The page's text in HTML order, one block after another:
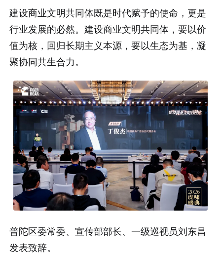
建设商业文明共同体既是时代赋予的使命，更是
行业发展的必然。建设商业文明共同体，要以价
值为核，回归长期主义本源，要以生态为基，凝
聚协同共生合力。
普陀区委常委、宣传部部长、一级巡视员刘东昌
发表致辞。